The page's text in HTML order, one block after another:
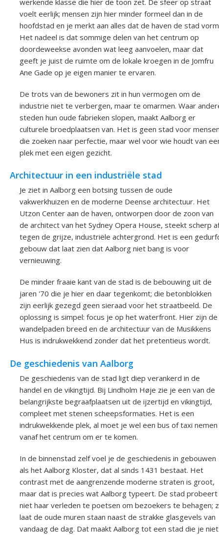
voelt eerlijk; mensen zijn hier minder formeel dan in de
hoofdstad en je merkt aan alles dat de haven de stad
Het nadeel is dat sommige delen van het centrum op
doordeweekse avonden wat leeg aanvoelen, maar dat
geeft je juist de ruimte om de lokale kroegen in de Jomfru
Ane Gade op je eigen manier te ervaren.
De trots van de bewoners zit in hun vermogen om de
industrie niet te verbergen, maar te omarmen. Waar
steden hun oude fabrieken slopen, maakt Aalborg er
culturele broedplaatsen van. Het is geen stad voor
die zoeken naar perfectie, maar wel voor wie houdt van
plek met een eigen gezicht.
Architectuur in een industriële stad
Je ziet in Aalborg een botsing tussen de oude
vakwerkhuizen en de moderne Deense architectuur. Het
Utzon Center aan de haven, ontworpen door de zoon van
de architect van het Sydney Opera House, steekt scherp
tegen de grijze, industriële achtergrond. Het is een
gebouw dat laat zien dat Aalborg niet bang is voor
vernieuwing.
De minder fraaie kant van de stad is de bebouwing uit de
jaren '70 die je hier en daar tegenkomt; die betonblokken
zijn eerlijk gezegd geen sieraad voor het straatbeeld. De
oplossing is simpel: focus je op het waterfront. Hier zijn de
wandelpaden breed en de architectuur van de Musikkens
Hus is indrukwekkend zonder dat het pretentieus wordt.
De geschiedenis van Aalborg
De geschiedenis van de stad ligt diep verankerd in de
handel en de vikingtijd. Bij Lindholm Høje zie je een van de
belangrijkste begraafplaatsen uit de ijzertijd en vikingtijd,
compleet met stenen scheepsformaties. Het is een
indrukwekkende plek, al moet je wel een bus of taxi nemen
vanaf het centrum om er te komen.
In de binnenstad zelf voel je de geschiedenis in gebouwen
als het Aalborg Kloster, dat al sinds 1431 bestaat. Het
contrast met de aangrenzende moderne straten is groot,
maar dat is precies wat Aalborg typeert. De stad probeert
niet haar verleden te poetsen om bezoekers te behagen;
laat de oude muren staan naast de strakke glasgevels van
vandaag de dag. Dat maakt Aalborg tot een stad die je niet